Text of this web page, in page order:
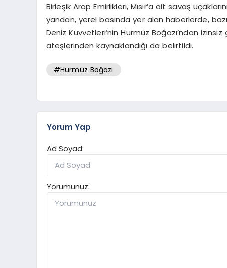
Birleşik Arap Emirlikleri, Mısır’a ait savaş
yandan, yerel basında yer alan haberlerde,
Deniz Kuvvetleri’nin Hürmüz Boğazı’ndan
ateşlerinden kaynaklandığı da belirtildi.
#Hürmüz Boğazı
Yorum Yap
Ad Soyad:
Yorumunuz: